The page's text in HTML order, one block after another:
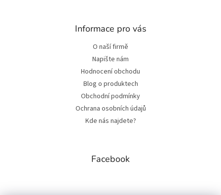
Informace pro vás
O naší firmě
Napište nám
Hodnocení obchodu
Blog o produktech
Obchodní podmínky
Ochrana osobních údajů
Kde nás najdete?
Facebook